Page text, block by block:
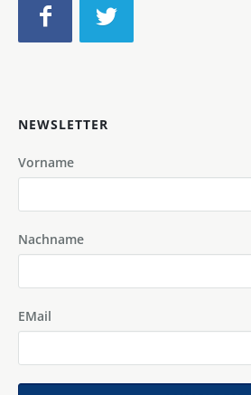
NEWSLETTER
Vorname
Nachname
EMail